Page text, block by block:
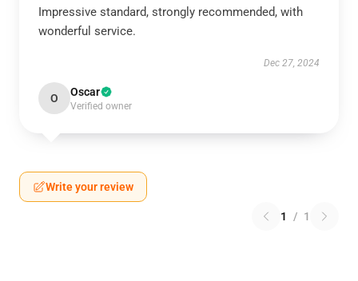
Impressive standard, strongly recommended, with
wonderful service.
Dec 27, 2024
O Oscar
Verified owner
Write your review
1 / 1